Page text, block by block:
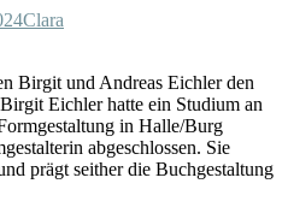
Clara
Birgit und Andreas Eichler den
Eichler hatte ein Studium an
in Halle/Burg
abgeschlossen. Sie
prägt seither die Buchgestaltung